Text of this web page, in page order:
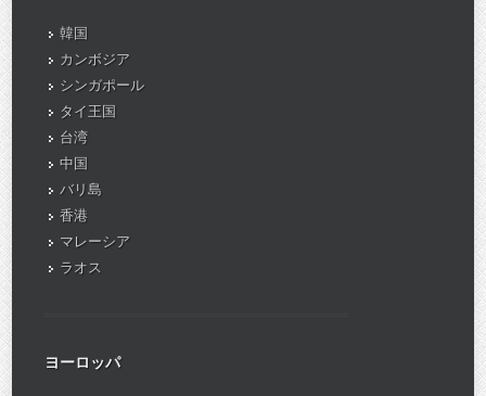
韓国
カンボジア
シンガポール
タイ王国
台湾
中国
バリ島
香港
マレーシア
ラオス
ヨーロッパ